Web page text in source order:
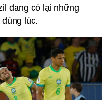
đang có lại những
lúc.